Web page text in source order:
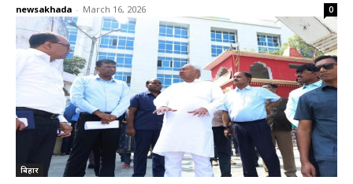
newsakhada - March 16, 2026 0
बिहार